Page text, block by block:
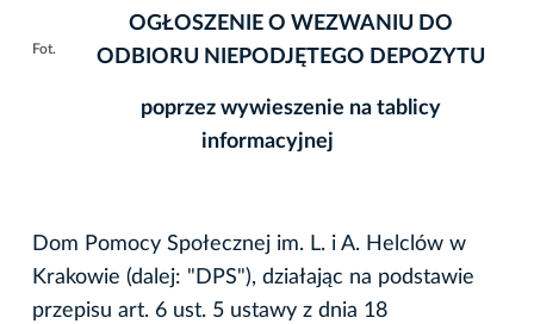
Fot.
OGŁOSZENIE O WEZWANIU DO
ODBIORU NIEPODJĘTEGO DEPOZYTU
poprzez wywieszenie na tablicy
informacyjnej
Dom Pomocy Społecznej im. L. i A. Helclów w
Krakowie (dalej: "DPS"), działając na podstawie
przepisu art. 6 ust. 5 ustawy z dnia 18